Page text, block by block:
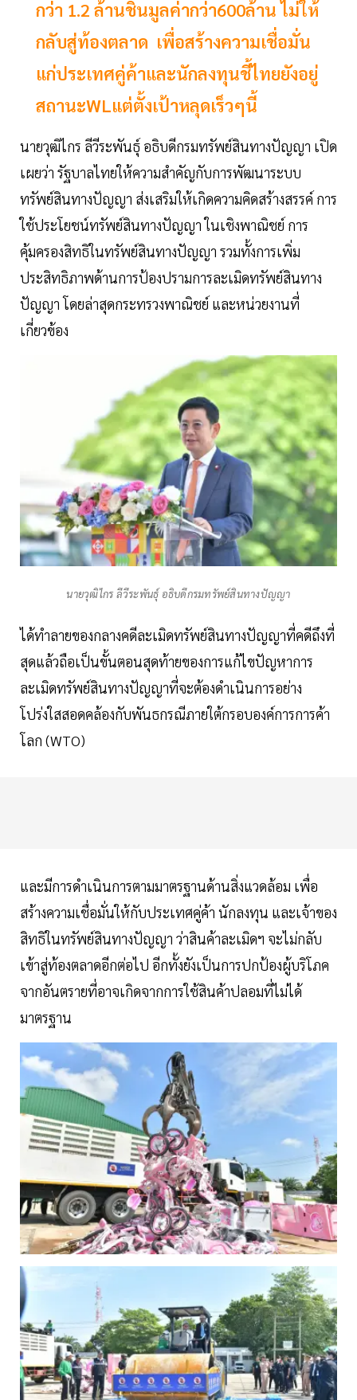
กว่า 1.2 ล้านชิ้นมูลค่ากว่า600ล้าน ไม่ให้
กลับสู่ท้องตลาด เพื่อสร้างความเชื่อมั่น
แก่ประเทศคู่ค้าและนักลงทุนชี้ไทยยังอยู่
สถานะWLแต่ตั้งเป้าหลุดเร็วๆนี้
​นายวุฒิไกร ลีวีระพันธุ์ อธิบดีกรมทรัพย์สินทางปัญญา เปิด
เผยว่า รัฐบาลไทยให้ความสําคัญกับการพัฒนาระบบ
ทรัพย์สินทางปัญญา ส่งเสริมให้เกิดความคิดสร้างสรรค์ การ
ใช้ประโยชน์ทรัพย์สินทางปัญญา ในเชิงพาณิชย์ การ
คุ้มครองสิทธิในทรัพย์สินทางปัญญา รวมทั้งการเพิ่ม
ประสิทธิภาพด้านการป้องปรามการละเมิดทรัพย์สินทาง
ปัญญา โดยล่าสุดกระทรวงพาณิชย์ และหน่วยงานที่
เกี่ยวข้อง
​นายวุฒิไกร ลีวีระพันธุ์ อธิบดีกรมทรัพย์สินทางปัญญา
ได้ทําลายของกลางคดีละเมิดทรัพย์สินทางปัญญาที่คดีถึงที่
สุดแล้วถือเป็นขั้นตอนสุดท้ายของการแก้ไขปัญหาการ
ละเมิดทรัพย์สินทางปัญญาที่จะต้องดําเนินการอย่าง
โปร่งใสสอดคล้องกับพันธกรณีภายใต้กรอบองค์การการค้า
โลก (WTO)
และมีการดำเนินการตามมาตรฐานด้านสิ่งแวดล้อม เพื่อ
สร้างความเชื่อมั่นให้กับประเทศคู่ค้า นักลงทุน และเจ้าของ
สิทธิในทรัพย์สินทางปัญญา ว่าสินค้าละเมิดฯ จะไม่กลับ
เข้าสู่ท้องตลาดอีกต่อไป อีกทั้งยังเป็นการปกป้องผู้บริโภค
จากอันตรายที่อาจเกิดจากการใช้สินค้าปลอมที่ไม่ได้
มาตรฐาน